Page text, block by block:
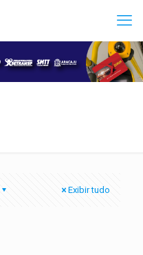
Exibir tudo